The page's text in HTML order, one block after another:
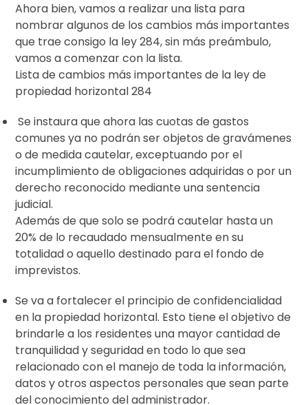
Ahora bien, vamos a realizar una lista para
nombrar algunos de los cambios más importantes
que trae consigo la ley 284, sin más preámbulo,
vamos a comenzar con la lista.
Lista de cambios más importantes de la ley de
propiedad horizontal 284
Se instaura que ahora las cuotas de gastos
comunes ya no podrán ser objetos de gravámenes
o de medida cautelar, exceptuando por el
incumplimiento de obligaciones adquiridas o por un
derecho reconocido mediante una sentencia
judicial.
Además de que solo se podrá cautelar hasta un
20% de lo recaudado mensualmente en su
totalidad o aquello destinado para el fondo de
imprevistos.
Se va a fortalecer el principio de confidencialidad
en la propiedad horizontal. Esto tiene el objetivo de
brindarle a los residentes una mayor cantidad de
tranquilidad y seguridad en todo lo que sea
relacionado con el manejo de toda la información,
datos y otros aspectos personales que sean parte
del conocimiento del administrador.